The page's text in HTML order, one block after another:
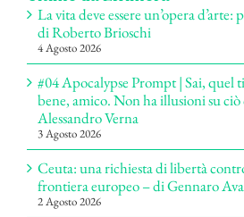
La vita deve essere un’opera
di Roberto Brioschi
4 Agosto 2026
#04 Apocalypse Prompt | Sai, quel
bene, amico. Non ha illusioni su ciò
Alessandro Verna
3 Agosto 2026
Ceuta: una richiesta di libertà
frontiera europeo – di Gennaro
2 Agosto 2026